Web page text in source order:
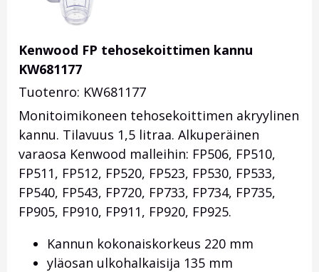
Kenwood FP tehosekoittimen kannu
KW681177
Tuotenro: KW681177
Monitoimikoneen tehosekoittimen akryylinen
kannu. Tilavuus 1,5 litraa. Alkuperäinen
varaosa Kenwood malleihin: FP506, FP510,
FP511, FP512, FP520, FP523, FP530, FP533,
FP540, FP543, FP720, FP733, FP734, FP735,
FP905, FP910, FP911, FP920, FP925.
Kannun kokonaiskorkeus 220 mm
yläosan ulkohalkaisija 135 mm